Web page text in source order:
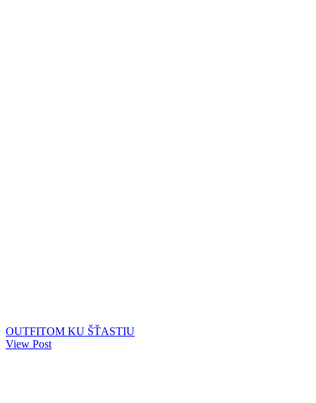
OUTFITOM KU ŠŤASTIU
View Post